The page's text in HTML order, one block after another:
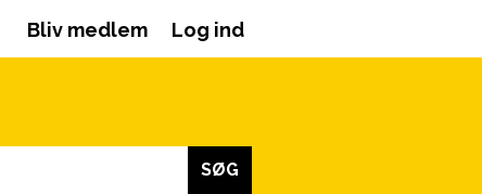
Bliv medlem Log ind
SØG